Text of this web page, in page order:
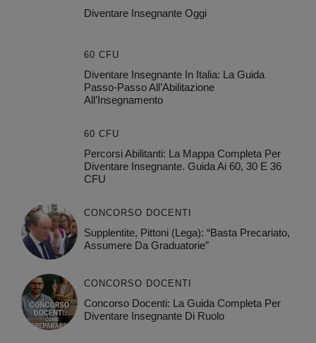
Diventare Insegnante Oggi
60 CFU
Diventare Insegnante In Italia: La Guida
Passo-Passo All’Abilitazione
All’Insegnamento
60 CFU
Percorsi Abilitanti: La Mappa Completa Per
Diventare Insegnante. Guida Ai 60, 30 E 36
CFU
CONCORSO DOCENTI
Supplentite, Pittoni (Lega): “Basta Precariato,
Assumere Da Graduatorie”
CONCORSO DOCENTI
Concorso Docenti: La Guida Completa Per
Diventare Insegnante Di Ruolo